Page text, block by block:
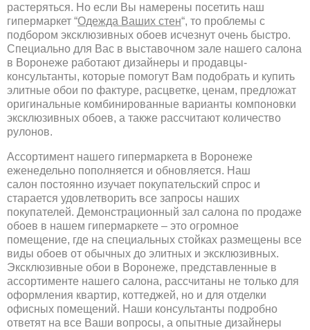
растеряться. Но если Вы намерены посетить наш
гипермаркет “Одежда Ваших стен“, то проблемы с
подбором эксклюзивных обоев исчезнут очень быстро.
Специально для Вас в выставочном зале нашего салона
в Воронеже работают дизайнеры и продавцы-
консультанты, которые помогут Вам подобрать и купить
элитные обои по фактуре, расцветке, ценам, предложат
оригинальные комбинированные варианты компоновки
эксклюзивных обоев, а также рассчитают количество
рулонов.
Ассортимент нашего гипермаркета в Воронеже
еженедельно пополняется и обновляется. Наш
салон постоянно изучает покупательский спрос и
старается удовлетворить все запросы наших
покупателей. Демонстрационный зал салона по продаже
обоев в нашем гипермаркете – это огромное
помещение, где на специальных стойках размещены все
виды обоев от обычных до элитных и эксклюзивных.
Эксклюзивные обои в Воронеже, представленные в
ассортименте нашего салона, рассчитаны не только для
оформления квартир, коттеджей, но и для отделки
офисных помещений. Наши консультанты подробно
ответят на все Ваши вопросы, а опытные дизайнеры